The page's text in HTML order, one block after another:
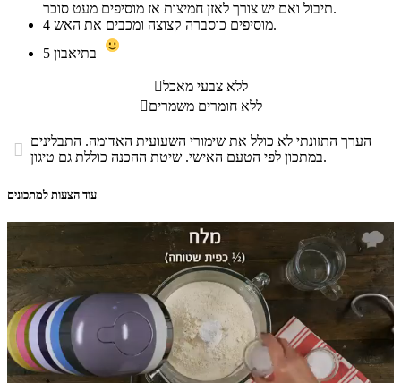
תיבול ואם יש צורך לאזן חמיצות אז מוסיפים מעט סוכר.
4
מוסיפים כוסברה קצוצה ומכבים את האש.
5
ללא צבעי מאכל
ללא חומרים משמרים
 הערך התזונתי לא כולל את שימורי השעועית האדומה. התבלינים
במתכון לפי הטעם האישי. שיטת ההכנה כוללת גם טיגון.
עוד הצעות למתכונים